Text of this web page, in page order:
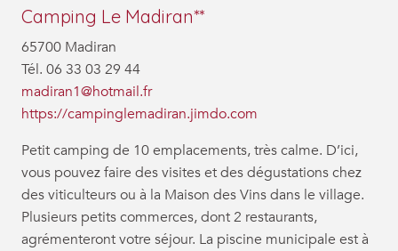
Camping Le Madiran**
65700 Madiran
Tél. 06 33 03 29 44
madiran1@hotmail.fr
https://campinglemadiran.jimdo.com
Petit camping de 10 emplacements, très calme. D’ici,
vous pouvez faire des visites et des dégustations chez
des viticulteurs ou à la Maison des Vins dans le village.
Plusieurs petits commerces, dont 2 restaurants,
agrémenteront votre séjour. La piscine municipale est à